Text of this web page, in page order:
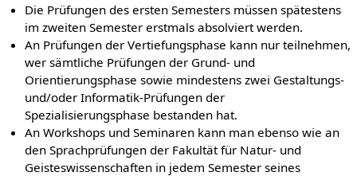
Die Prüfungen des ersten Semesters müssen spätestens
im zweiten Semester erstmals absolviert werden.
An Prüfungen der Vertiefungsphase kann nur teilnehmen,
wer sämtliche Prüfungen der Grund- und
Orientierungsphase sowie mindestens zwei Gestaltungs-
und/oder Informatik-Prüfungen der
Spezialisierungsphase bestanden hat.
An Workshops und Seminaren kann man ebenso wie an
den Sprachprüfungen der Fakultät für Natur- und
Geisteswissenschaften in jedem Semester seines